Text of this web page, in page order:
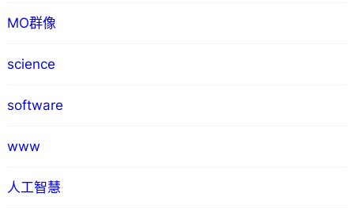
MO群像
science
software
www
人工智慧